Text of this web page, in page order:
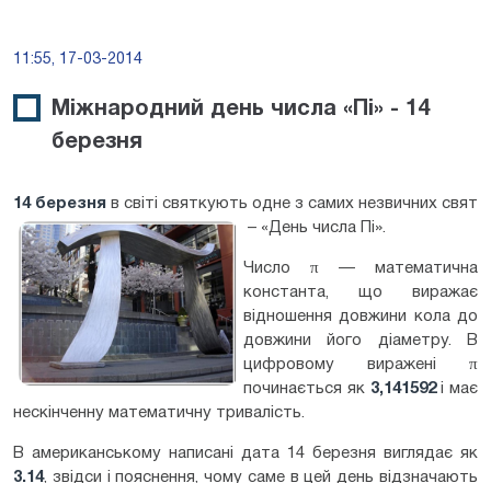
11:55, 17-03-2014
Міжнародний день числа «Пі» - 14
березня
14 березня в світі святкують одне з самих незвичних свят
– «День числа Пі».
Число π — математична
константа, що виражає
відношення довжини кола до
довжини його діаметру. В
цифровому виражені π
починається як 3,141592і має
нескінченну математичну тривалість.
В американському написані дата 14 березня виглядає як
3.14, звідси і пояснення, чому саме в цей день відзначають